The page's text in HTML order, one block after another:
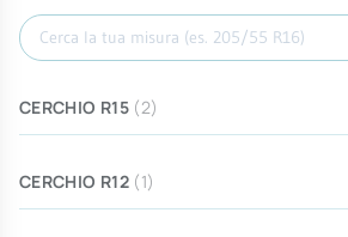
Cerca misura
CERCHIO R15 (2)
CERCHIO R12 (1)